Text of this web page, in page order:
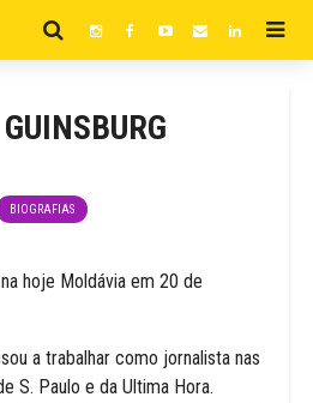
BIOGRAFIAS
hoje Moldávia em 20 de
a trabalhar como jornalista nas
S. Paulo e da Ultima Hora.